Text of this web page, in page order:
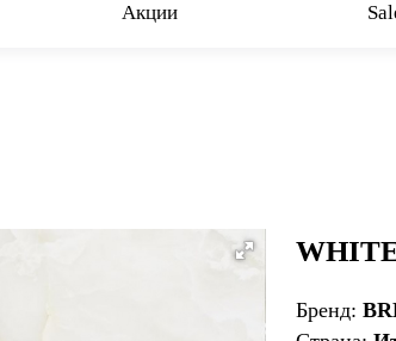
Акции
Бренд: